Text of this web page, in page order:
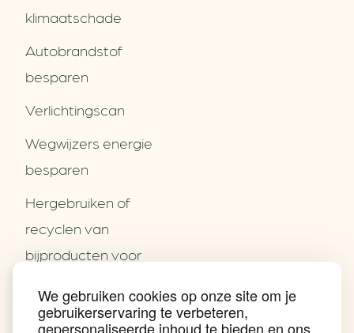
We gebruiken cookies op onze site om je
gebruikerservaring te verbeteren,
gepersonaliseerde inhoud te bieden en ons
Partners
Contact
Nieuws
Praktijkverhalen
Events
klimaatschade
Autobrandstof
besparen
Verlichtingscan
Wegwijzers energie
besparen
Hergebruiken of
recyclen van
bijproducten voor
Energie besparen op